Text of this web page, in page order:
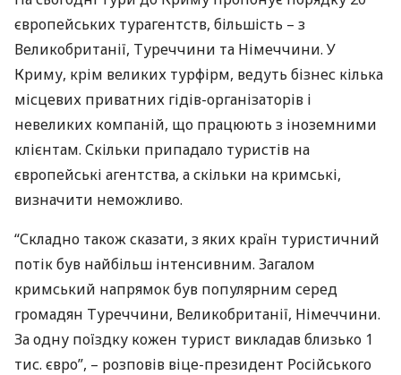
європейських турагентств, більшість – з
Великобританії, Туреччини та Німеччини. У
Криму, крім великих турфірм, ведуть бізнес кілька
місцевих приватних гідів-організаторів і
невеликих компаній, що працюють з іноземними
клієнтам. Скільки припадало туристів на
європейські агентства, а скільки на кримські,
визначити неможливо.
“Складно також сказати, з яких країн туристичний
потік був найбільш інтенсивним. Загалом
кримський напрямок був популярним серед
громадян Туреччини, Великобританії, Німеччини.
За одну поїздку кожен турист викладав близько 1
тис. євро”, – розповів віце-президент Російського